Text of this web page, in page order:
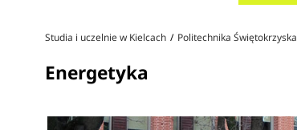
Studia i uczelnie w Kielcach Politechnika Świętokrzyska
Energetyka